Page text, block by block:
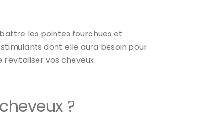
les pointes fourchues et
dont elle aura besoin pour
vos cheveux.
?